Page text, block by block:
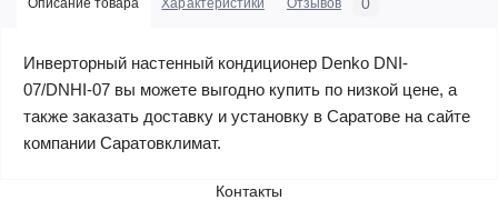
Описание товара Характеристики Отзывов
Инверторный настенный кондиционер Denko DNI-
07/DNHI-07 вы можете выгодно купить по низкой цене, а
также заказать доставку и установку в Саратове на сайте
компании Саратовклимат.
Контакты